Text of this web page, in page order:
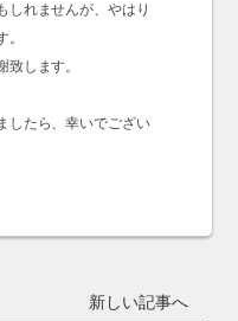
しれませんが、やはり
します。
したら、幸いでござい
新しい記事へ